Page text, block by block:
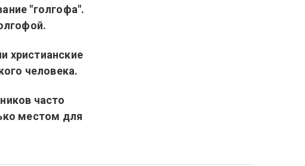
"голгофа".
христианские
человека.
часто
местом для